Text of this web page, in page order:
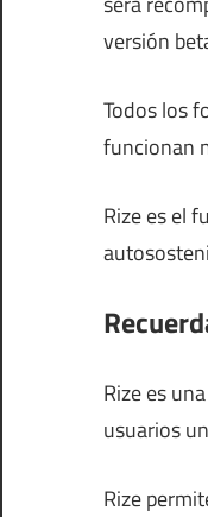
versión
Todos los
funcionan
Rize es el
Rize es
usuarios
Rize